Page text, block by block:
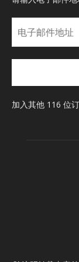
子
邮
件
址
加入其他 116 位